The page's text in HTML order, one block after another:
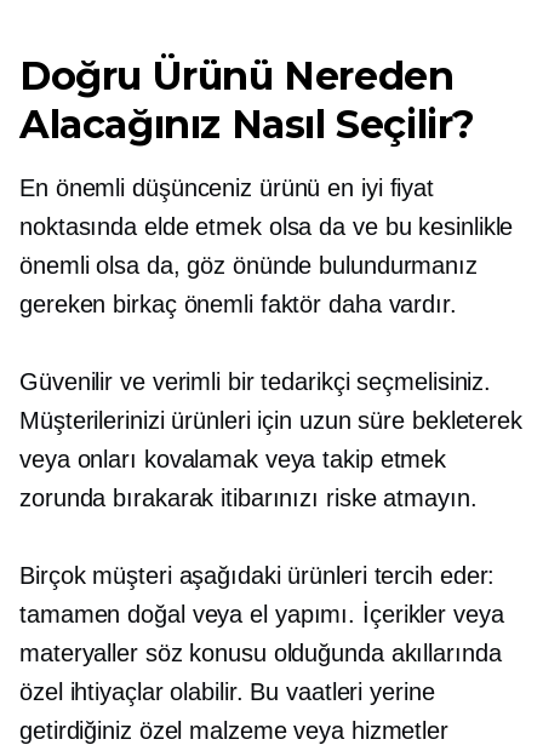
Doğru Ürünü Nereden
Alacağınız Nasıl Seçilir?
En önemli düşünceniz ürünü en iyi fiyat
noktasında elde etmek olsa da ve bu kesinlikle
önemli olsa da, göz önünde bulundurmanız
gereken birkaç önemli faktör daha vardır.
Güvenilir ve verimli bir tedarikçi seçmelisiniz.
Müşterilerinizi ürünleri için uzun süre bekleterek
veya onları kovalamak veya takip etmek
zorunda bırakarak itibarınızı riske atmayın.
Birçok müşteri aşağıdaki ürünleri tercih eder:
tamamen doğal veya el yapımı. İçerikler veya
materyaller söz konusu olduğunda akıllarında
özel ihtiyaçlar olabilir. Bu vaatleri yerine
getirdiğiniz özel malzeme veya hizmetler